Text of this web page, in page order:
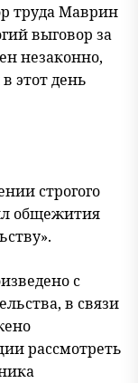
труда Маврин
выговор за
незаконно,
этот день
строгого
общежития
с
в связи
рассмотреть